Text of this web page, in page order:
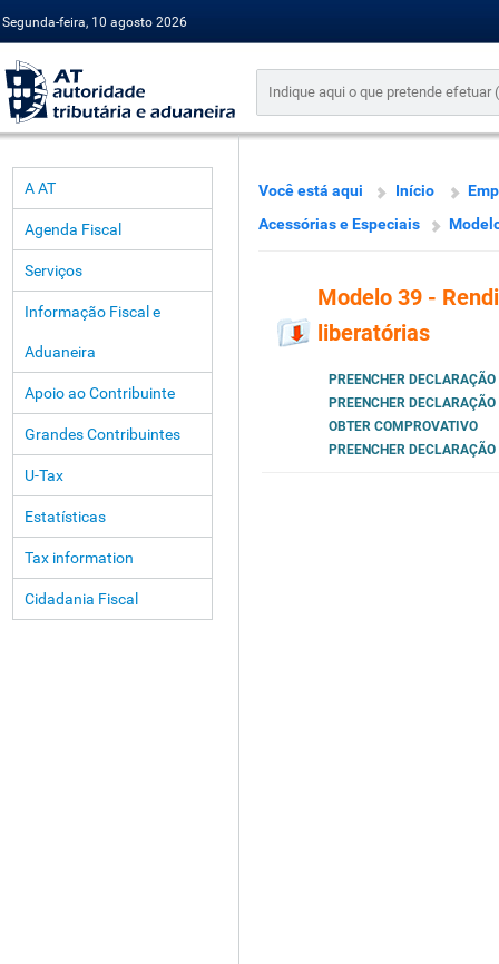
Segunda-feira, 10 agosto 2026
A AT
Agenda Fiscal
Serviços
Informação Fiscal e
Aduaneira
Apoio ao Contribuinte
Grandes Contribuintes
U-Tax
Estatísticas
Tax information
Cidadania Fiscal
Você está aqui Início
Acessórias e Especiais
Modelo 39 -
liberatórias
PREENCHER DECLARAÇÃO
PREENCHER DECLARAÇÃO
OBTER COMPROVATIVO
PREENCHER DECLARAÇÃO